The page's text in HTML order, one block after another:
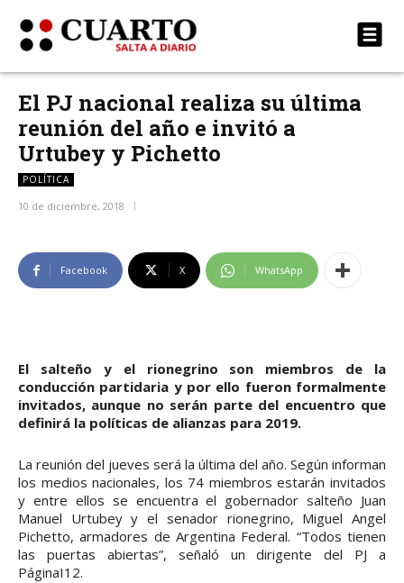
El PJ nacional realiza su última
reunión del año e invitó a
Urtubey y Pichetto
POLÍTICA
10 de diciembre, 2018
Facebook X WhatsApp
El salteño y el rionegrino son miembros de la
conducción partidaria y por ello fueron formalmente
invitados, aunque no serán parte del encuentro que
definirá la políticas de alianzas para 2019.
La reunión del jueves será la última del año. Según informan
los medios nacionales, los 74 miembros estarán invitados
y entre ellos se encuentra el gobernador salteño Juan
Manuel Urtubey y el senador rionegrino, Miguel Angel
Pichetto, armadores de Argentina Federal. “Todos tienen
las puertas abiertas”, señaló un dirigente del PJ a
PáginaI12.